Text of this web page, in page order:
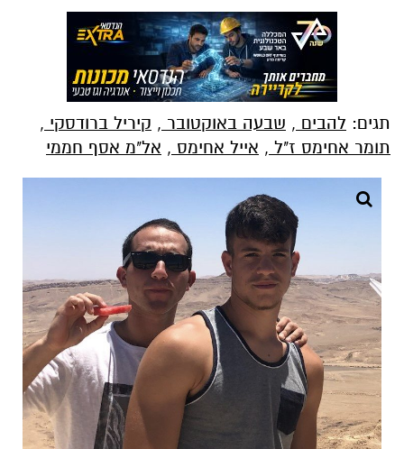
תגים: להבים , שבעה באוקטובר , קיריל ברודסקי ,
תומר אחימס ז"ל , אייל אחימס , אל"מ אסף חממי